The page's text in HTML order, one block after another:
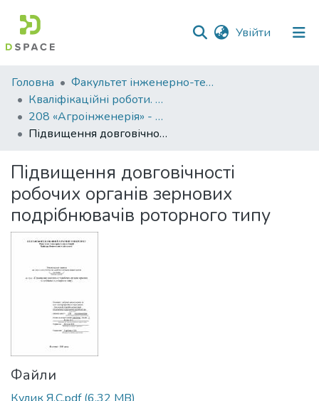
Увійти (current)
Фонди
та
зібрання
Пошук за критеріями
Статистика
Головна
Факультет інженерно-технологічний
Кваліфікаційні роботи. Факультет інженерно-технологічний
208 «Агроінженерія» - Магістри 2021-2022
Підвищення довговічності робочих органів зернових подрібнювачів роторного типу
Підвищення довговічності
робочих органів зернових
подрібнювачів роторного типу
Файли